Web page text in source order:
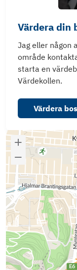
Värdera din
Jag eller någon
område
starta en
Värdekollen.
Värdera